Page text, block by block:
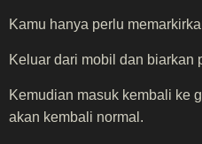
Kamu hanya perlu
Keluar dari mobil dan biarkan
Kemudian masuk kembali ke
akan kembali normal.